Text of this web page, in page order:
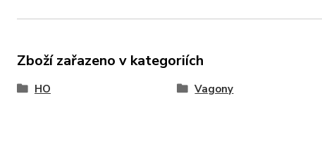
Zboží zařazeno v kategoriích
HO Vagony